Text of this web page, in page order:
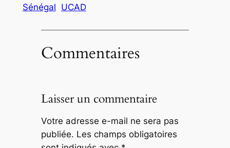
Sénégal UCAD
Commentaires
Laisser un commentaire
Votre adresse e-mail ne sera pas
publiée. Les champs obligatoires